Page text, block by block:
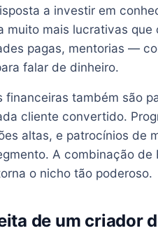
a investir em
muito mais lucrativas
pagas, mentorias —
falar de dinheiro.
financeiras também são
cliente convertido.
altas, e patrocínios de
A combinação de
o nicho tão poderoso.
de um criador